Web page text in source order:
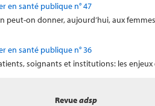
en santé publique n° 47
on donner, aujourd’hui, aux femmes
en santé publique n° 36
soignants et institutions: les enjeux
Revueadsp